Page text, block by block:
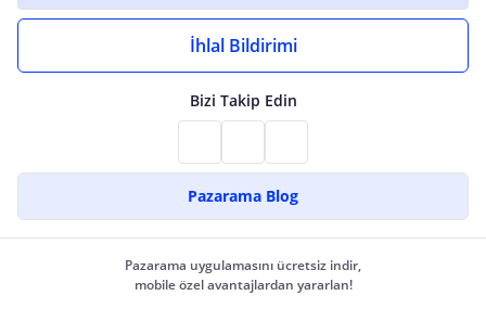
İhlal Bildirimi
Bizi Takip Edin
Pazarama Blog
Pazarama uygulamasını ücretsiz indir,
mobile özel avantajlardan yararlan!